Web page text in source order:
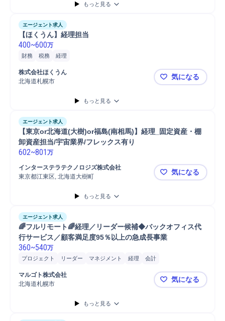
もっと見る
エージェント求人
【ほくうん】経理担当
400~600万
財務 税務 経理
株式会社ほくうん
北海道札幌市
【ほくうん
気になる
もっと見る
エージェント求人
【東京or北海道(大樹)or福島(南相馬)】経理_固定資産・棚
卸資産担当/宇宙業界/フレックス有り
602~801 万
インターステラテクノロジズ株式会社
東京都江東区, 北海道大樹町
【東京or北
気になる
もっと見る
エージェント求人
🌈フルリモート🌈経理／リーダー候補◆バックオフィス代
行サービス／顧客満足度95％以上の急成長事業
360~540万
プロジェクト リーダー マネジメント 経理
会計
プロジェクト推進
顧客折衝
請求書管理 マニュアル作成
金
マルゴト株式会社
北海道札幌市
🌈フルリモ
気になる
もっと見る